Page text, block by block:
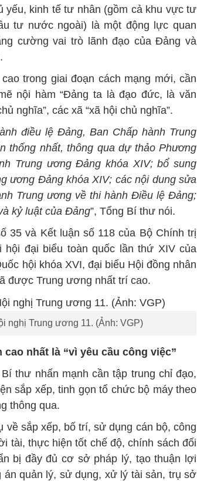
yếu, kinh tế tư nhân (gồm cả khu vực tư
tư nước ngoài) là một động lực quan
cường vai trò lãnh đạo của Đảng và
trong giai đoạn cách mạng mới, cần
nội hàm “Đảng ta là đạo đức, là văn
nghĩa”, các xã “xã hội chủ nghĩa”.
điều lệ Đảng, Ban Chấp hành Trung
thống nhất, thông qua dự thảo Phương
Trung ương Đảng khóa XIV; bổ sung
ương Đảng khóa XIV; các nội dung sửa
Trung ương về thi hành Điều lệ Đảng;
kỷ luật của Đảng”, Tổng Bí thư nói.
35 và Kết luận số 118 của Bộ Chính trị
đại biểu toàn quốc lần thứ XIV của
hội khóa XVI, đại biểu Hội đồng nhân
được Trung ương nhất trí cao.
nghị Trung ương 11. (Ảnh: VGP)
nhất là “vì yêu cầu công việc”
thư nhấn mạnh cần tập trung chỉ đạo,
sắp xếp, tinh gọn tổ chức bộ máy theo
thông qua.
về sắp xếp, bố trí, sử dụng cán bộ, công
tài, thực hiện tốt chế độ, chính sách đối
bị đầy đủ cơ sở pháp lý, tạo thuận lợi
quản lý, sử dụng, xử lý tài sản, trụ sở